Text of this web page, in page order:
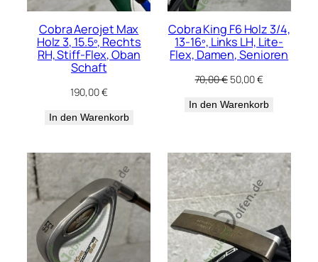
Cobra Aerojet Max
Holz 3, 15.5º, Rechts
RH, Stiff-Flex, Oban
Schaft
190,00€
In den Warenkorb
Cobra King F6 Holz 3/4,
13-16º, Links LH, Lite-
Flex, Damen, Senioren
70,00€ Ursprünglicher
war:
50,00€Aktueller
ist:
In den Warenkorb